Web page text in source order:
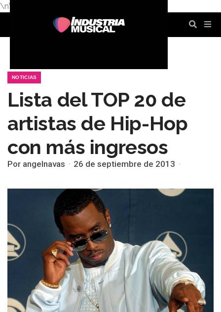
\n\n
NOTICIAS
Lista del TOP 20 de
artistas de Hip-Hop
con más ingresos
Por angelnavas 26 de septiembre de 2013